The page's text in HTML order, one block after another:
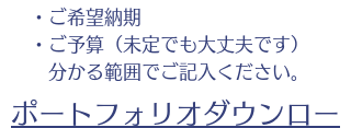
・ご希望納期
・ご予算（未定でも大丈夫です）
分かる範囲でご記入ください。
ポートフォリオダウンロー